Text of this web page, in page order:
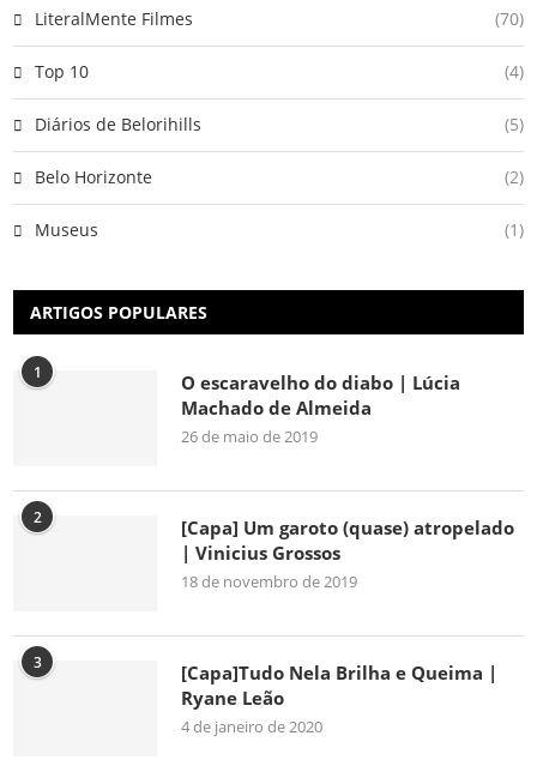
LiteralMente Filmes (70)
Top 10 (4)
Diários de Belorihills (5)
Belo Horizonte (2)
Museus (1)
ARTIGOS POPULARES
1
O escaravelho do diabo | Lúcia
Machado de Almeida
26 de maio de 2019
2
[Capa] Um garoto (quase) atropelado
| Vinicius Grossos
18 de novembro de 2019
3
[Capa]Tudo Nela Brilha e Queima |
Ryane Leão
4 de janeiro de 2020